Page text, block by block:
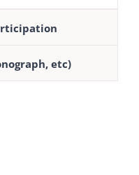
etc)